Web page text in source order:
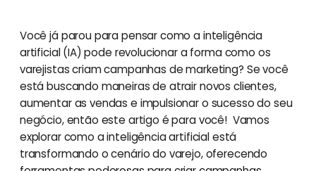
Você já parou para pensar como a inteligência
artificial (IA) pode revolucionar a forma como os
varejistas criam campanhas de marketing? Se você
está buscando maneiras de atrair novos clientes,
aumentar as vendas e impulsionar o sucesso do seu
negócio, então este artigo é para você! Vamos
explorar como a inteligência artificial está
transformando o cenário do varejo, oferecendo